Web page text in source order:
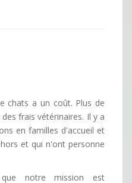
chats a un coût. Plus de
frais vétérinaires. Il y a
en familles d'accueil et
et qui n'ont personne
notre mission est